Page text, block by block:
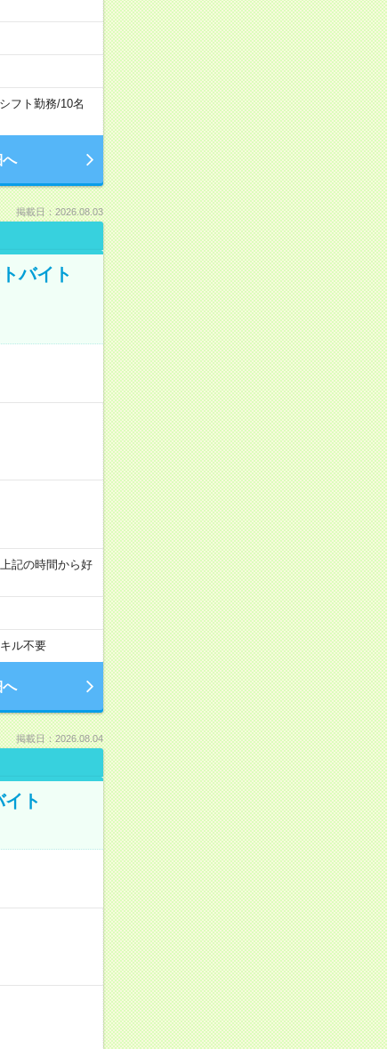
フト勤務/10名
へ
掲載日：2026.08.03
バイト
記の時間から好
ル不要
へ
掲載日：2026.08.04
ト